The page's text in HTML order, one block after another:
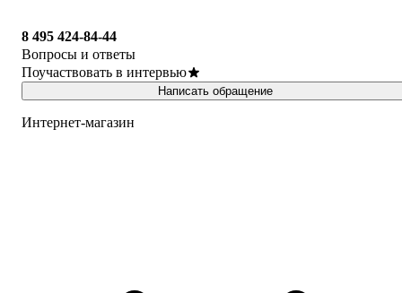
8 495 424-84-44
Вопросы и ответы
Поучаствовать в интервью
Написать обращение
Интернет-магазин